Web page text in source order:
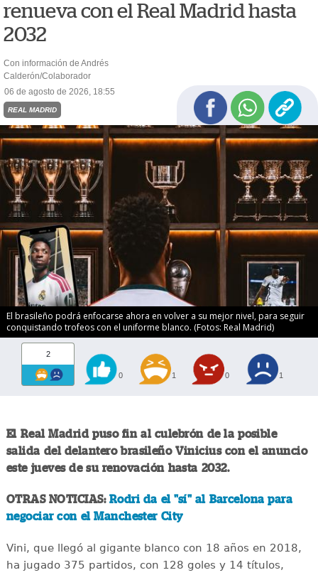
renueva con el Real Madrid hasta
2032
Con información de Andrés
Calderón/Colaborador
06 de agosto de 2026, 18:55
REAL MADRID
El brasileño podrá enfocarse ahora en volver a su mejor nivel, para seguir
conquistando trofeos con el uniforme blanco. (Fotos: Real Madrid)
2
0 1 0 1
El Real Madrid puso fin al culebrón de la posible
salida del delantero brasileño Vinicius con el anuncio
este jueves de su renovación hasta 2032.
OTRAS NOTICIAS: Rodri da el "sí" al Barcelona para
negociar con el Manchester City
Vini, que llegó al gigante blanco con 18 años en 2018,
ha jugado 375 partidos, con 128 goles y 14 títulos,